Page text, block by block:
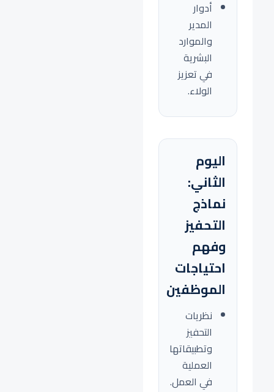
أدوار
المدير
والموارد
البشرية
في تعزيز
الولاء.
اليوم
الثاني:
نماذج
التحفيز
وفهم
احتياجات
الموظفين
نظريات
التحفيز
وتطبيقاتها
العملية
في العمل.